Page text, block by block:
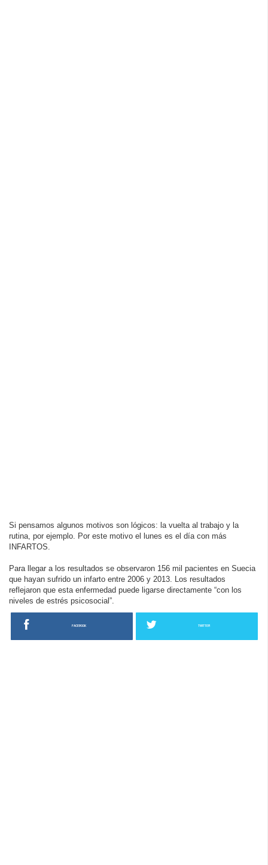
Si pensamos algunos motivos son lógicos: la vuelta al trabajo y la
rutina, por ejemplo. Por este motivo el lunes es el día con más
INFARTOS.
Para llegar a los resultados se observaron 156 mil pacientes en Suecia
que hayan sufrido un infarto entre 2006 y 2013. Los resultados
reflejaron que esta enfermedad puede ligarse directamente “con los
niveles de estrés psicosocial”.
FACEBOOK TWITTER